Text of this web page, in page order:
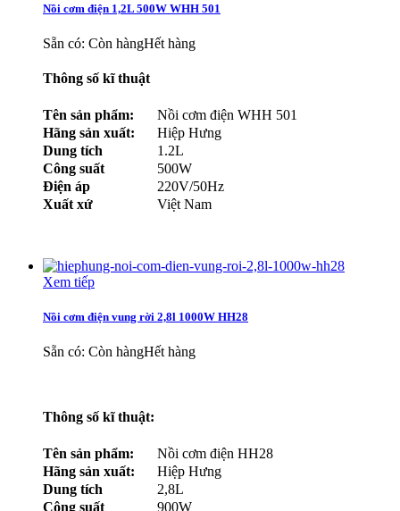
Nồi cơm điện 1,2L 500W WHH 501
Sẵn có: Còn hàngHết hàng
Thông số kĩ thuật
Tên sản phẩm:
Nồi cơm điện WHH 501
Hãng sản xuất:
Hiệp Hưng
Dung tích
1.2L
Công suất
500W
Điện áp
220V/50Hz
Xuất xứ
Việt Nam
Xem tiếp
Nồi cơm điện vung rời 2,8l 1000W HH28
Sẵn có: Còn hàngHết hàng
Thông số kĩ thuật:
Tên sản phẩm:
Nồi cơm điện HH28
Hãng sản xuất:
Hiệp Hưng
Dung tích
2,8L
Công suất
900W